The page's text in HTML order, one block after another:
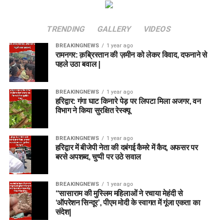
TRENDING GALLERY VIDEOS
BREAKINGNEWS 1 year ago
रामनगर: क़ब्रिस्तान की ज़मीन को लेकर विवाद, दफनाने से
पहले उठा बवाल |
BREAKINGNEWS 1 year ago
हरिद्वार: गंगा घाट किनारे पेड़ पर लिपटा मिला अजगर, वन
विभाग ने किया सुरक्षित रेस्क्यू
BREAKINGNEWS 1 year ago
हरिद्वार में बीजेपी नेता की दबंगई कैमरे में कैद, अफसर पर
बरसे अपशब्द, चुप्पी पर उठे सवाल
BREAKINGNEWS 1 year ago
“सासाराम की मुस्लिम महिलाओं ने रचाया मेहंदी से
‘ऑपरेशन सिन्दूर’, पीएम मोदी के स्वागत में गूंजा एकता का
संदेश|